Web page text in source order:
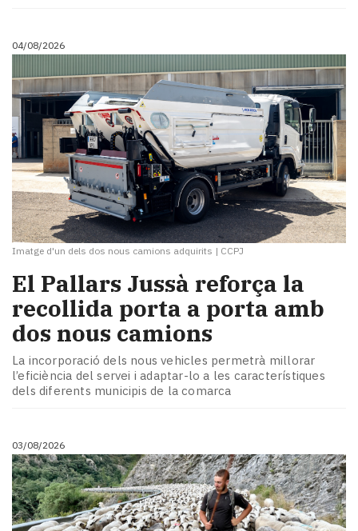
04/08/2026
Imatge d'un dels dos nous camions adquirits | CCPJ
El Pallars Jussà reforça la
recollida porta a porta amb
dos nous camions
La incorporació dels nous vehicles permetrà millorar
l’eficiència del servei i adaptar-lo a les característiques
dels diferents municipis de la comarca
03/08/2026